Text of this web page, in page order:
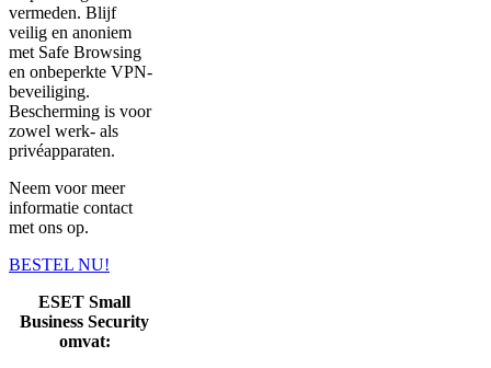
vermeden. Blijf
veilig en anoniem
met Safe Browsing
en onbeperkte VPN-
beveiliging.
Bescherming is voor
zowel werk- als
privéapparaten.
Neem voor meer
informatie contact
met ons op.
BESTEL NU!
ESET Small
Business Security
omvat: